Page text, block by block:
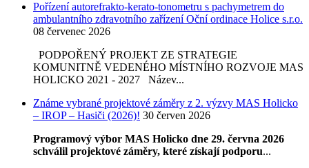
Pořízení autorefrakto-kerato-tonometru s pachymetrem do
ambulantního zdravotního zařízení Oční ordinace Holice s.r.o.
08 červenec 2026
PODPOŘENÝ PROJEKT ZE STRATEGIE
KOMUNITNĚ VEDENÉHO MÍSTNÍHO ROZVOJE MAS
HOLICKO 2021 - 2027 Název...
Známe vybrané projektové záměry z 2. výzvy MAS Holicko
– IROP – Hasiči (2026)! 30 červen 2026
Programový výbor MAS Holicko dne 29. června 2026
schválil projektové záměry, které získají podporu...